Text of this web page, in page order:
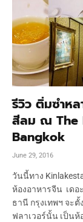
รีวิว ติ่มซำหล
สีลม ณ The
Bangkok
June 29, 2016
วันนี้ทาง
ห้องอาหารจีน เดอ
ธานี กรุงเทพฯ จะ
ฟลาเวอร์นั้น เป็นห้